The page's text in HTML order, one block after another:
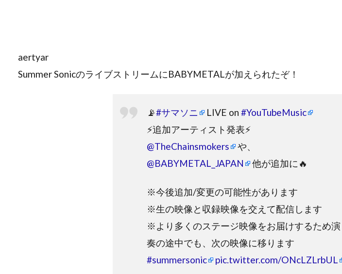
aertyar
Summer SonicのライブストリームにBABYMETALが加えられたぞ！
📡#サマソニ LIVE on #YouTubeMusic
⚡追加アーティスト発表⚡
@TheChainsmokers や、
@BABYMETAL_JAPAN
他が追加に🔥
※今後追加/変更の可能性があります
※生の映像と収録映像を交えて配信します
※より多くのステージ映像をお届けするため演
奏の途中でも、次の映像に移ります
#summersonic
pic.twitter.com/ONcLZLrbUL